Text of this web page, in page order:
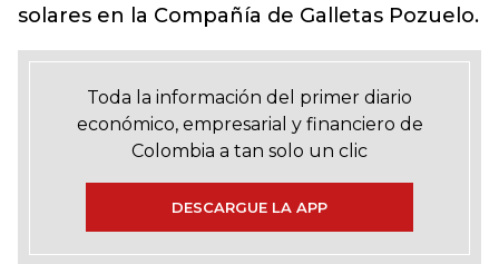
solares en la Compañía de Galletas Pozuelo.
Toda la información del primer diario
económico, empresarial y financiero de
Colombia a tan solo un clic
DESCARGUE LA APP